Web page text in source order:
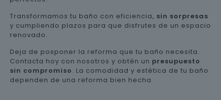
Transformamos tu baño con eficiencia, sin sorpresas
y cumpliendo plazos para que disfrutes de un espacio
renovado.
Deja de posponer la reforma que tu baño necesita.
Contacta hoy con nosotros y obtén un presupuesto
sin compromiso. La comodidad y estética de tu baño
dependen de una reforma bien hecha.